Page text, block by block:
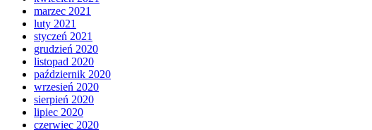
marzec 2021
luty 2021
styczeń 2021
grudzień 2020
listopad 2020
październik 2020
wrzesień 2020
sierpień 2020
lipiec 2020
czerwiec 2020